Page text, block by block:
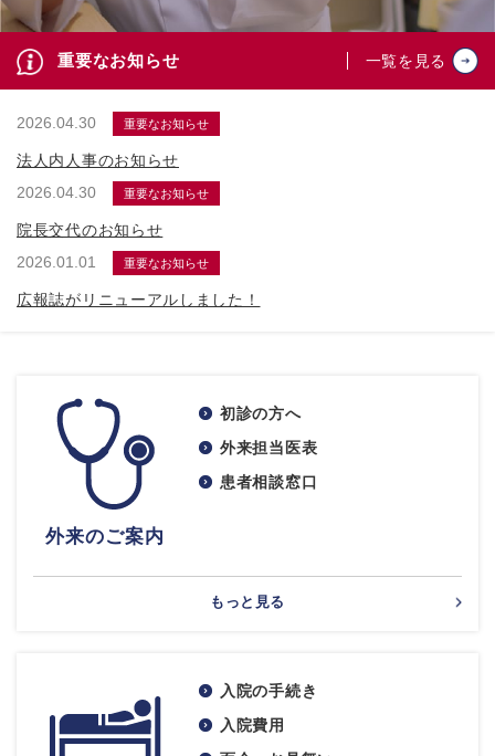
重要なお知らせ 一覧を見る
2026.04.30 重要なお知らせ
法人内人事のお知らせ
2026.04.30
重要なお知らせ
院長交代のお知らせ
2026.01.01
重要なお知らせ
広報誌がリニューアルしました！
外来のご案内
初診の方へ
外来担当医表
患者相談窓口
もっと見る
入院の手続き
入院費用